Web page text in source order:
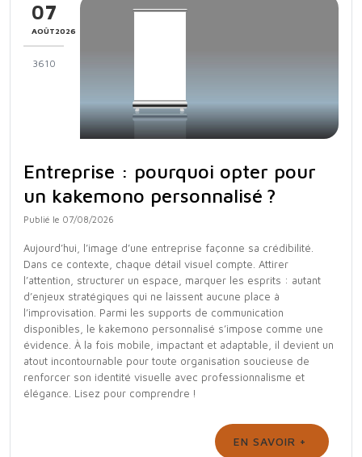
07
AOÛT2026
3610
Entreprise : pourquoi opter pour
un kakemono personnalisé ?
Publié le 07/08/2026
Aujourd’hui, l’image d’une entreprise façonne sa crédibilité.
Dans ce contexte, chaque détail visuel compte. Attirer
l’attention, structurer un espace, marquer les esprits : autant
d’enjeux stratégiques qui ne laissent aucune place à
l’improvisation. Parmi les supports de communication
disponibles, le kakemono personnalisé s’impose comme une
évidence. À la fois mobile, impactant et adaptable, il devient un
atout incontournable pour toute organisation soucieuse de
renforcer son identité visuelle avec professionnalisme et
élégance. Lisez pour comprendre !
EN SAVOIR +